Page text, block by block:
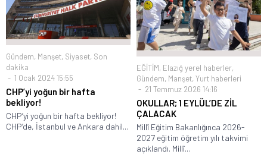
Gündem, Manşet, Siyaset, Son
dakika
1 Ocak 2024 15:55
CHP’yi yoğun bir hafta
bekliyor!
CHP’yi yoğun bir hafta bekliyor!
CHP’de, İstanbul ve Ankara dahil...
EĞİTİM, Elazığ yerel haberler,
Gündem, Manşet, Yurt haberleri
21 Temmuz 2026 14:16
OKULLAR; 1 EYLÜL’DE ZİL
ÇALACAK
Millî Eğitim Bakanlığınca 2026-
2027 eğitim öğretim yılı takvimi
açıklandı. Millî...